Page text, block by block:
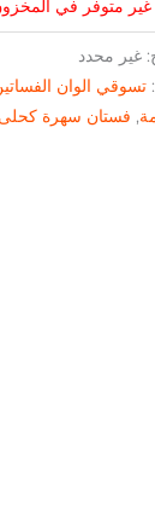
غير متوفر في
غير محدد
تسوقي الوان
, فستان سهرة كحلى